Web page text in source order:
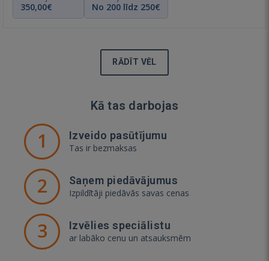
350,00€ No 200 līdz 250€
RĀDĪT VĒL
Kā tas darbojas
1 Izveido pasūtījumu
Tas ir bezmaksas
2 Saņem piedāvājumus
Izpildītāji piedāvās savas cenas
3 Izvēlies speciālistu
ar labāko cenu un atsauksmēm